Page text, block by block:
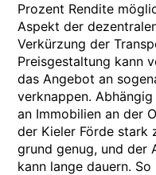
Prozent Rendite
Aspekt der
Verkürzung der
Preisgestaltung kann
das Angebot an
verknappen.
an Immobilien an der
der Kieler Förde stark
grund genug, und der
kann lange dauern.